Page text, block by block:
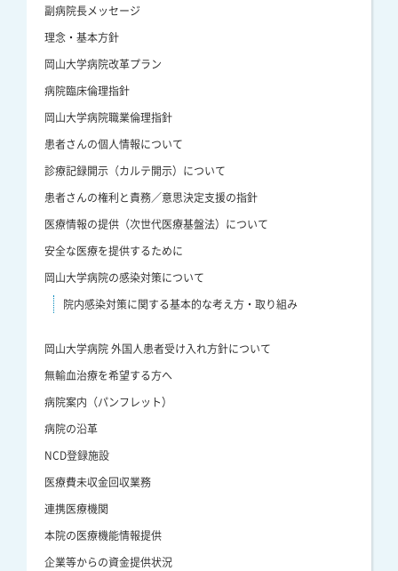
副病院長メッセージ
理念・基本方針
岡山大学病院改革プラン
病院臨床倫理指針
岡山大学病院職業倫理指針
患者さんの個人情報について
診療記録開示（カルテ開示）について
患者さんの権利と責務／意思決定支援の指針
医療情報の提供（次世代医療基盤法）について
安全な医療を提供するために
岡山大学病院の感染対策について
院内感染対策に関する基本的な考え方・取り組み
岡山大学病院 外国人患者受け入れ方針について
無輸血治療を希望する方へ
病院案内（パンフレット）
病院の沿革
NCD登録施設
医療費未収金回収業務
連携医療機関
本院の医療機能情報提供
企業等からの資金提供状況